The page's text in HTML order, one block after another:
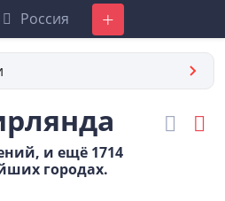
Россия Добавить
и ещё 1714
городах.